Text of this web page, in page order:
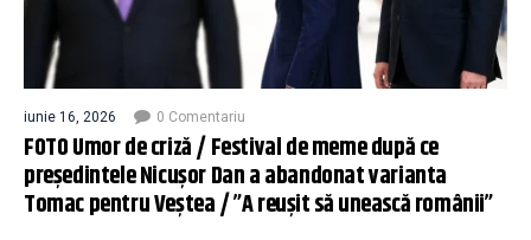
iunie 16, 2026 0 Comentariu
FOTO Umor de criză / Festival de meme după ce
președintele Nicușor Dan a abandonat varianta
Tomac pentru Veștea / ”A reușit să unească românii”